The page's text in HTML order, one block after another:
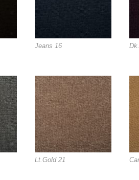
Jeans 16
Lt.Gold 21